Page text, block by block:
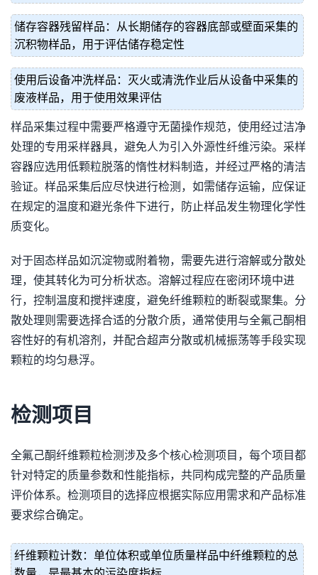
储存容器残留样品：从长期储存的容器底部或壁面采集的
沉积物样品，用于评估储存稳定性
使用后设备冲洗样品：灭火或清洗作业后从设备中采集的
废液样品，用于使用效果评估
样品采集过程中需要严格遵守无菌操作规范，使用经过洁净
处理的专用采样器具，避免人为引入外源性纤维污染。采样
容器应选用低颗粒脱落的惰性材料制造，并经过严格的清洁
验证。样品采集后应尽快进行检测，如需储存运输，应保证
在规定的温度和避光条件下进行，防止样品发生物理化学性
质变化。
对于固态样品如沉淀物或附着物，需要先进行溶解或分散处
理，使其转化为可分析状态。溶解过程应在密闭环境中进
行，控制温度和搅拌速度，避免纤维颗粒的断裂或聚集。分
散处理则需要选择合适的分散介质，通常使用与全氟己酮相
容性好的有机溶剂，并配合超声分散或机械振荡等手段实现
颗粒的均匀悬浮。
检测项目
全氟己酮纤维颗粒检测涉及多个核心检测项目，每个项目都
针对特定的质量参数和性能指标，共同构成完整的产品质量
评价体系。检测项目的选择应根据实际应用需求和产品标准
要求综合确定。
纤维颗粒计数：单位体积或单位质量样品中纤维颗粒的总